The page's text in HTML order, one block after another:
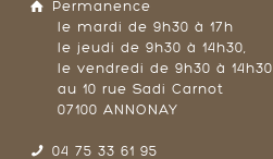
Permanence
le mardi de 9h30 à 17h
le jeudi de 9h30 à 14h30,
le vendredi de 9h30 à 14h30
au 10 rue Sadi Carnot
07100 ANNONAY
04 75 33 61 95